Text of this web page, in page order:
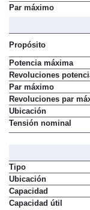
Par máximo
Propósito
Potencia máxima
Revoluciones
Par máximo
Revoluciones par
Ubicación
Tensión nominal
Tipo
Ubicación
Capacidad
Capacidad útil